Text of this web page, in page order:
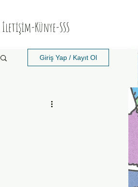
İletişim-Künye-SSS
Giriş Yap / Kayıt Ol